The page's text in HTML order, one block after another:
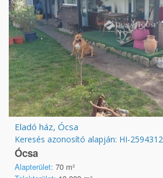
Eladó ház, Ócsa
Keresés azonosító alapján: HI-2594312
Ócsa
Alapterület: 70 m²